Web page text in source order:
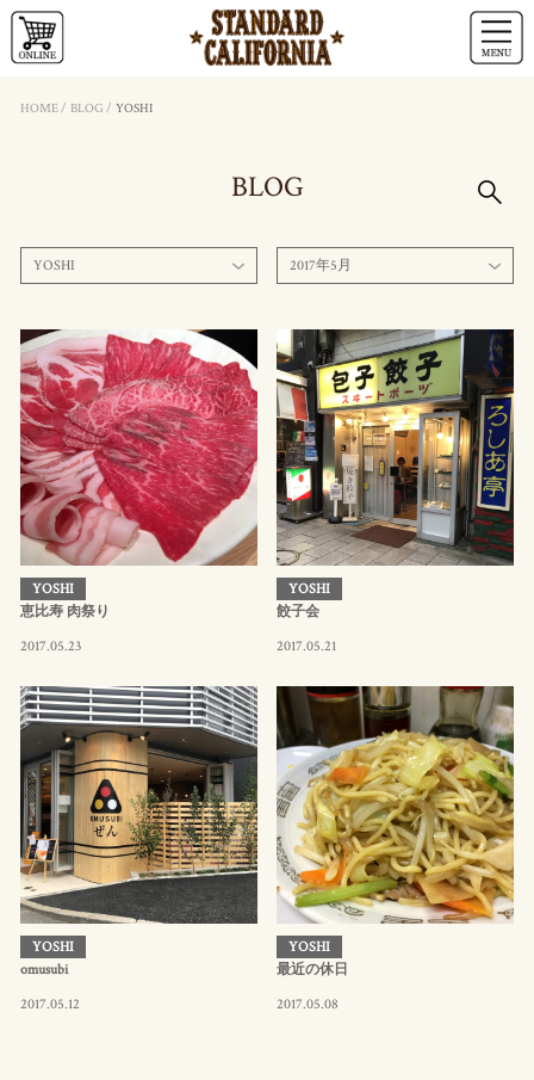
HOME/ BLOG / YOSHI
BLOG
YOSHI 2017年5月
YOSHI
恵比寿 肉祭り
2017.05.23
YOSHI
餃子会
2017.05.21
YOSHI
omusubi
2017.05.12
YOSHI
最近の休日
2017.05.08